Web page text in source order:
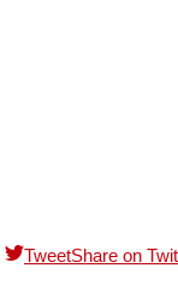
TweetShare on